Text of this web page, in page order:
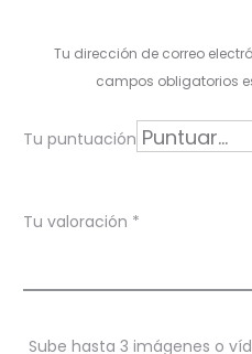
r
i
o
Tu dirección de correo
campos obligatorios
Tu puntuación
Tu valoración *
Sube hasta 3 imágenes o